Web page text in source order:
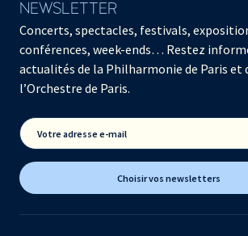
NEWSLETTER
Concerts, spectacles, festivals,
conférences, week-ends… Restez
actualités de la Philharmonie de Paris et
l’Orchestre de Paris.
Votre adresse e-mail
Choisir vos newsletters